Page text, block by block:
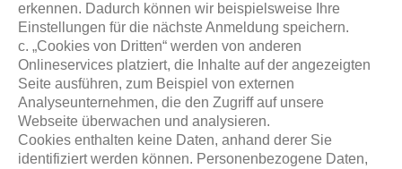
erkennen. Dadurch können wir beispielsweise Ihre
Einstellungen für die nächste Anmeldung speichern.
c. „Cookies von Dritten“ werden von anderen
Onlineservices platziert, die Inhalte auf der angezeigten
Seite ausführen, zum Beispiel von externen
Analyseunternehmen, die den Zugriff auf unsere
Webseite überwachen und analysieren.
Cookies enthalten keine Daten, anhand derer Sie
identifiziert werden können. Personenbezogene Daten,